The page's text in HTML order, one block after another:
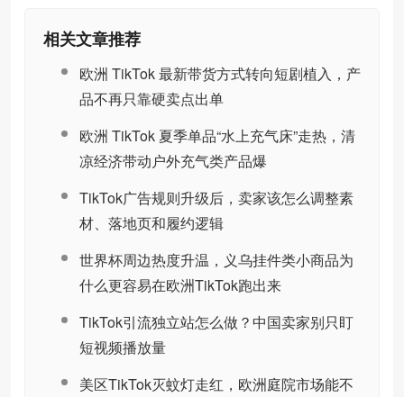
相关文章推荐
欧洲 TikTok 最新带货方式转向短剧植入，产
品不再只靠硬卖点出单
欧洲 TikTok 夏季单品“水上充气床”走热，清
凉经济带动户外充气类产品爆
TikTok广告规则升级后，卖家该怎么调整素
材、落地页和履约逻辑
世界杯周边热度升温，义乌挂件类小商品为
什么更容易在欧洲TikTok跑出来
TikTok引流独立站怎么做？中国卖家别只盯
短视频播放量
美区TikTok灭蚊灯走红，欧洲庭院市场能不